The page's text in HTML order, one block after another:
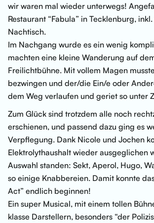
wir waren mal wieder unterwegs!
Restaurant “Fabula” in Tecklenburg,
Nachtisch.
Im Nachgang wurde es ein wenig
machten eine kleine Wanderung auf
Freilichtbühne. Mit vollem Magen
bezwingen und der/die Ein/e oder
dem Weg verlaufen und geriet so unter
Zum Glück sind trotzdem alle noch
erschienen, und passend dazu ging es
Verpflegung. Dank Nicole und Jochen
Elektrolythaushalt wieder ausgeglichen
Auswahl standen: Sekt, Aperol, Hugo,
so einige Knabbereien. Damit konnte
Act” endlich beginnen!
Ein super Musical, mit einem tollen
klasse Darstellern, besonders “der